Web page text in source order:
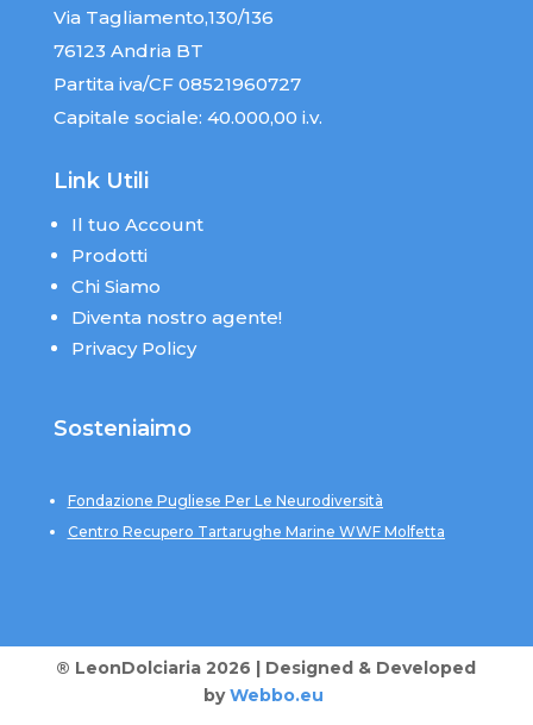
Via Tagliamento,130/136
76123 Andria BT
Partita iva/CF 08521960727
Capitale sociale: 40.000,00 i.v.
Link Utili
Il tuo Account
Prodotti
Chi Siamo
Diventa nostro agente!
Privacy Policy
Sosteniaimo
Fondazione Pugliese Per Le Neurodiversità
Centro Recupero Tartarughe Marine WWF Molfetta
® LeonDolciaria 2026 | Designed & Developed
by Webbo.eu